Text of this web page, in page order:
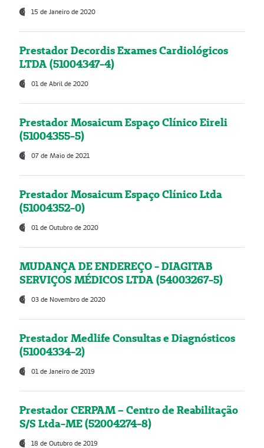
15 de Janeiro de 2020
Prestador Decordis Exames Cardiológicos
LTDA (51004347-4)
01 de Abril de 2020
Prestador Mosaicum Espaço Clínico Eireli
(51004355-5)
07 de Maio de 2021
Prestador Mosaicum Espaço Clínico Ltda
(51004352-0)
01 de Outubro de 2020
MUDANÇA DE ENDEREÇO - DIAGITAB
SERVIÇOS MÉDICOS LTDA (54003267-5)
03 de Novembro de 2020
Prestador Medlife Consultas e Diagnósticos
(51004334-2)
01 de Janeiro de 2019
Prestador CERPAM – Centro de Reabilitação
S/S Ltda-ME (52004274-8)
18 de Outubro de 2019